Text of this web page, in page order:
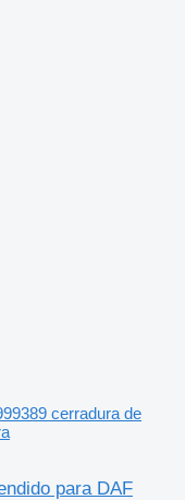
cerradura de
para DAF